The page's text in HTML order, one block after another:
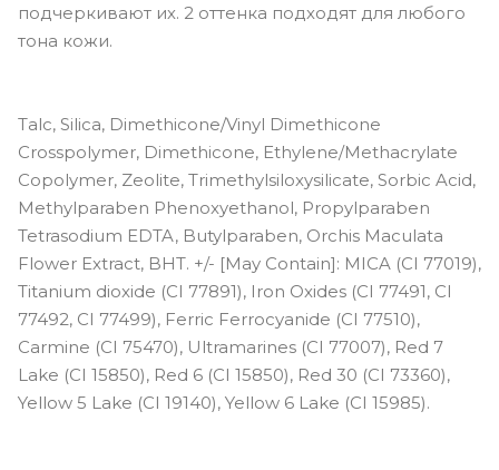
подчеркивают их. 2 оттенка подходят для любого
тона кожи.
Talc, Silica, Dimethicone/Vinyl Dimethicone
Crosspolymer, Dimethicone, Ethylene/Methacrylate
Copolymer, Zeolite, Trimethylsiloxysilicate, Sorbic Acid,
Methylparaben Phenoxyethanol, Propylparaben
Tetrasodium EDTA, Butylparaben, Orchis Maculata
Flower Extract, BHT. +/- [May Contain]: MICA (CI 77019),
Titanium dioxide (CI 77891), Iron Oxides (CI 77491, CI
77492, CI 77499), Ferric Ferrocyanide (CI 77510),
Carmine (CI 75470), Ultramarines (CI 77007), Red 7
Lake (CI 15850), Red 6 (CI 15850), Red 30 (CI 73360),
Yellow 5 Lake (CI 19140), Yellow 6 Lake (CI 15985).